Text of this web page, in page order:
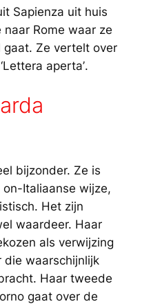
Sapienza uit huis
Rome waar ze
gaat. Ze vertelt over
Lettera aperta’.
bijzonder. Ze is
Italiaanse wijze,
Het zijn
waardeer. Haar
als verwijzing
die waarschijnlijk
Haar tweede
gaat over de